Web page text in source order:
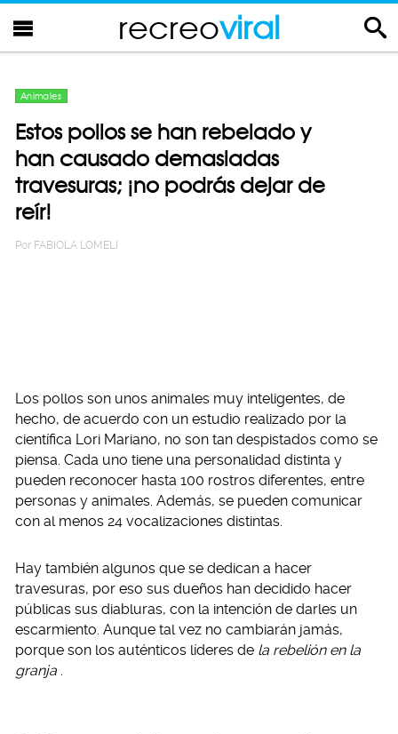
recreoviral
Animales
Estos pollos se han rebelado y
han causado demasiadas
travesuras; ¡no podrás dejar de
reír!
Por FABIOLA LOMELI
Los pollos son unos animales muy inteligentes, de
hecho, de acuerdo con un estudio realizado por la
científica Lori Mariano, no son tan despistados como se
piensa. Cada uno tiene una personalidad distinta y
pueden reconocer hasta 100 rostros diferentes, entre
personas y animales. Además, se pueden comunicar
con al menos 24 vocalizaciones distintas.
Hay también algunos que se dedican a hacer
travesuras, por eso sus dueños han decidido hacer
públicas sus diabluras, con la intención de darles un
escarmiento. Aunque tal vez no cambiarán jamás,
porque son los auténticos líderes de la rebelión en la
granja .